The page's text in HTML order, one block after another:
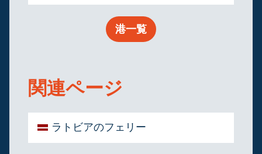
港一覧
関連ページ
ラトビアのフェリー